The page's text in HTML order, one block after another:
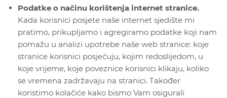
Podatke o načinu korištenja internet stranice.
Kada korisnici posjete naše internet sjedište mi
pratimo, prikupljamo i agregiramo podatke koji nam
pomažu u analizi upotrebe naše web stranice: koje
stranice korisnici posjećuju, kojim redoslijedom, u
koje vrijeme, koje poveznice korisnici klikaju, koliko
se vremena zadržavaju na stranici. Također
koristimo kolačiće kako bismo Vam osigurali